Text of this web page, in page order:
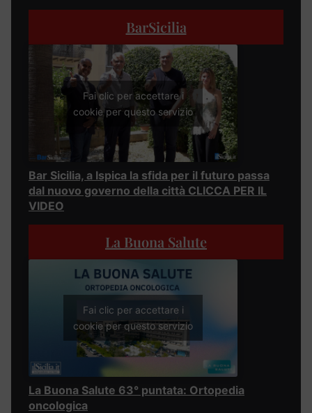
BarSicilia
Fai clic per accettare i
cookie per questo servizio
Bar Sicilia, a Ispica la sfida per il futuro passa
dal nuovo governo della città CLICCA PER IL
VIDEO
La Buona Salute
Fai clic per accettare i
cookie per questo servizio
La Buona Salute 63° puntata: Ortopedia
oncologica